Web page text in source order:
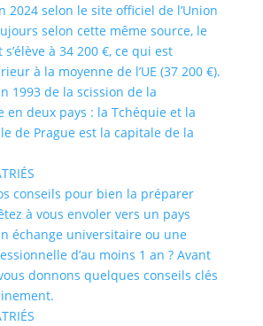
2024 selon le site officiel de l’Union
selon cette même source, le
à 34 200 €, ce qui est
à la moyenne de l’UE (37 200 €).
1993 de la scission de la
en deux pays : la Tchéquie et la
de Prague est la capitale de la
conseils pour bien la préparer
à vous envoler vers un pays
échange universitaire ou une
d’au moins 1 an ? Avant
donnons quelques conseils clés